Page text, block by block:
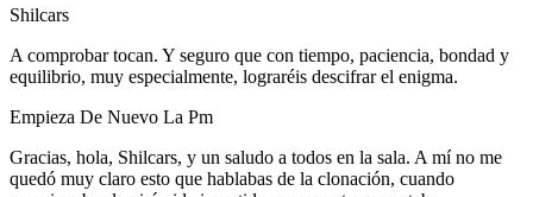
Shilcars
A comprobar tocan. Y seguro que con tiempo, paciencia, bondad y
equilibrio, muy especialmente, lograréis descifrar el enigma.
Empieza De Nuevo La Pm
Gracias, hola, Shilcars, y un saludo a todos en la sala. A mí no me
quedó muy claro esto que hablabas de la clonación, cuando